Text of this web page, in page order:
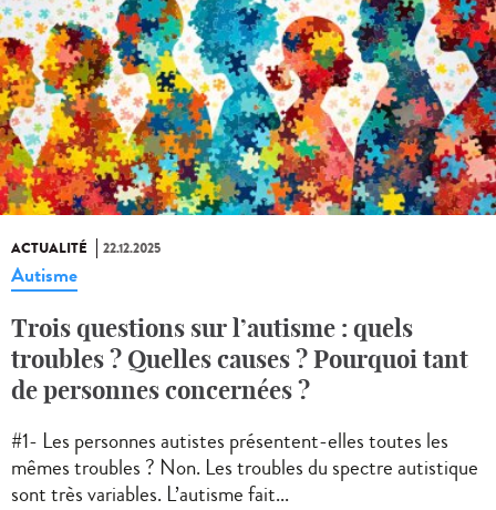
ACTUALITÉ 22.12.2025
Autisme
Trois questions sur l’autisme : quels
troubles ? Quelles causes ? Pourquoi tant
de personnes concernées ?
#1- Les personnes autistes présentent-elles toutes les
mêmes troubles ? Non. Les troubles du spectre autistique
sont très variables. L’autisme fait...